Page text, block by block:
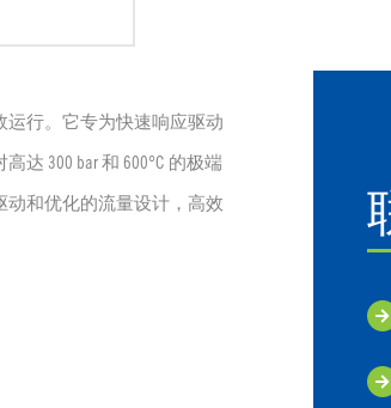
行。它专为快速响应驱动
300 bar 和 600°C 的极端
和优化的流量设计，高效